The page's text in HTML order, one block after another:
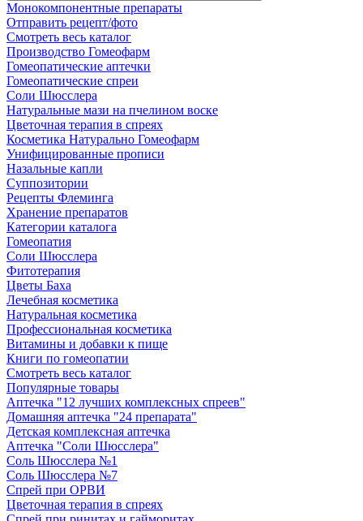
Монокомпонентные препараты
Отправить рецепт/фото
Смотреть весь каталог
Производство Гомеофарм
Гомеопатические аптечки
Гомеопатические спреи
Соли Шюсслера
Натуральные мази на пчелином воске
Цветочная терапия в спреях
Косметика Натурально Гомеофарм
Унифицированные прописи
Назальные капли
Суппозитории
Рецепты Флеминга
Хранение препаратов
Категории каталога
Гомеопатия
Соли Шюсслера
Фитотерапия
Цветы Баха
Лечебная косметика
Натуральная косметика
Профессиональная косметика
Витамины и добавки к пище
Книги по гомеопатии
Смотреть весь каталог
Популярные товары
Аптечка "12 лучших комплексных спреев"
Домашняя аптечка "24 препарата"
Детская комплексная аптечка
Аптечка "Соли Шюсслера"
Соль Шюсслера №1
Соль Шюсслера №7
Спрей при ОРВИ
Цветочная терапия в спреях